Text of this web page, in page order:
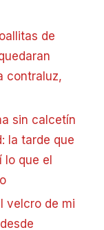
de
contraluz,
sin calcetín
la tarde que
lo que el
velcro de mi